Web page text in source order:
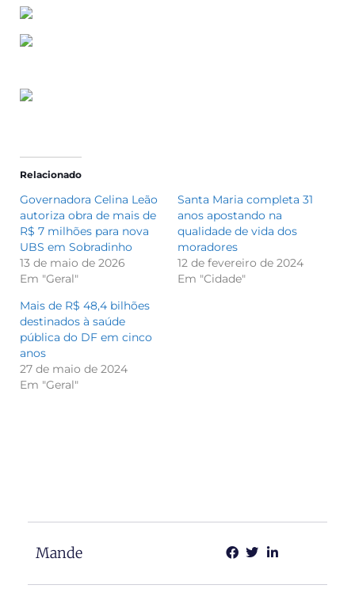
Relacionado
Governadora Celina Leão
autoriza obra de mais de
R$ 7 milhões para nova
UBS em Sobradinho
13 de maio de 2026
Em "Geral"
Santa Maria completa 31
anos apostando na
qualidade de vida dos
moradores
12 de fevereiro de 2024
Em "Cidade"
Mais de R$ 48,4 bilhões
destinados à saúde
pública do DF em cinco
anos
27 de maio de 2024
Em "Geral"
Mande